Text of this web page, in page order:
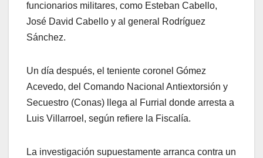
funcionarios militares, como Esteban Cabello,
José David Cabello y al general Rodríguez
Sánchez.
Un día después, el teniente coronel Gómez
Acevedo, del Comando Nacional Antiextorsión y
Secuestro (Conas) llega al Furrial donde arresta a
Luis Villarroel, según refiere la Fiscalía.
La investigación supuestamente arranca contra un